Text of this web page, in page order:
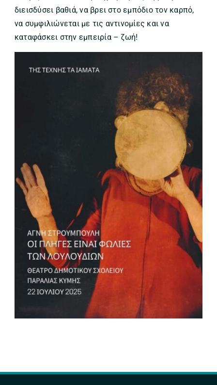
διεισδύσει βαθιά, να βρει στο εμπόδιο τον καρπό,
να συμφιλιώνεται με τις αντινομίες και να
καταφάσκει στην εμπειρία – ζωή!